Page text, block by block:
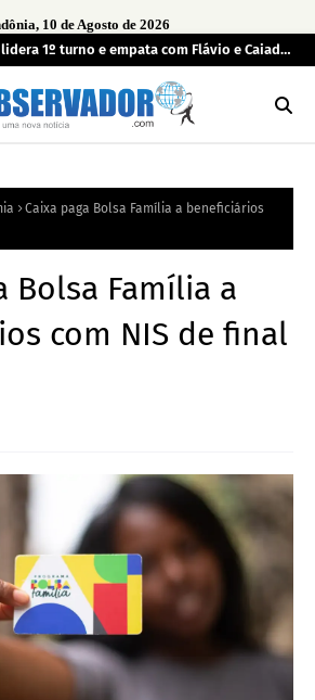
10 de Agosto de 2026
1º turno e empata com Flávio e Caiado
Caixa paga Bolsa Família a beneficiários
Bolsa Família a
com NIS de final